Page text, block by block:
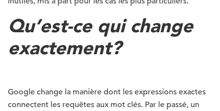
Qu’est-ce qui change
exactement?
Google change la manière dont les expressions exactes
connectent les requêtes aux mot clés. Par le passé, un